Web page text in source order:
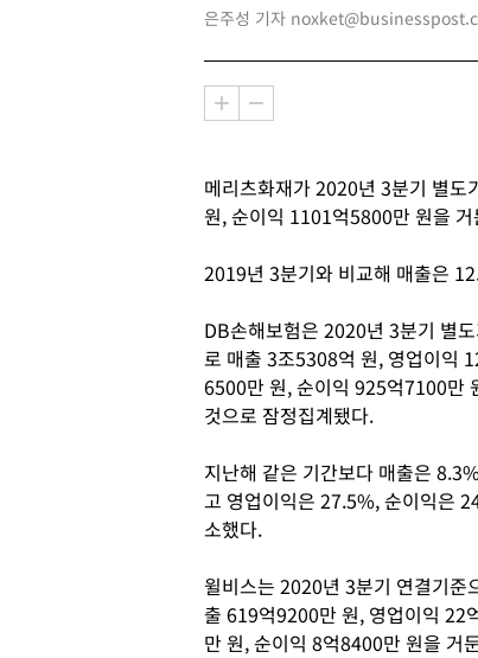
은주성 기자
메리츠화재가 2020년 3분기 별
원, 순이익 1101억5800만 원을
2019년 3분기와 비교해 매출은
DB손해보험은 2020년 3분기 별
로 매출 3조5308억 원, 영업이익
6500만 원, 순이익 925억7100만
것으로 잠정집계됐다.
지난해 같은 기간보다 매출은
고 영업이익은 27.5%, 순이익은
소했다.
윌비스는 2020년 3분기 연결기준
출 619억9200만 원, 영업이익 22
만 원, 순이익 8억8400만 원을 거